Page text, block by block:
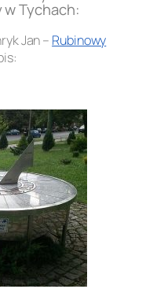
w Tychach:
Jan – Rubinowy